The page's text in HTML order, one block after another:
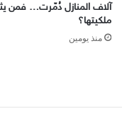
آلاف المنازل دُمّرت… فمن
ملكيتها؟
منذ يومين